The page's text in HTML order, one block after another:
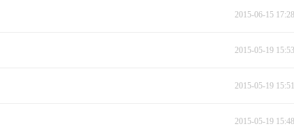
2015-06-15
2015-05-19
2015-05-19
2015-05-19